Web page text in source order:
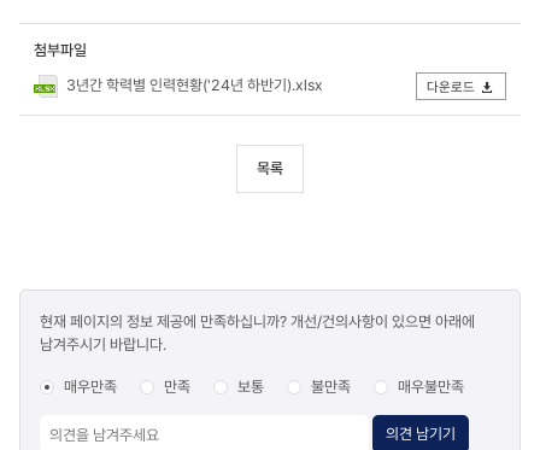
첨부파일
3년간 학력별 인력현황('24년 하반기).xlsx
다운로드
목록
만족도
조사
현재 페이지의 정보 제공에 만족하십니까? 개선/건의사항이 있으면 아래에
남겨주시기 바랍니다.
매우만족 만족 보통 불만족 매우불만족
의견 남기기